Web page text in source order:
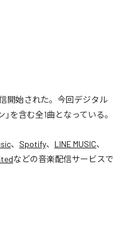
信開始された。今回デジタル
を含む全1曲となっている。
、 Spotify、 LINE MUSIC、
などの音楽配信サービスで